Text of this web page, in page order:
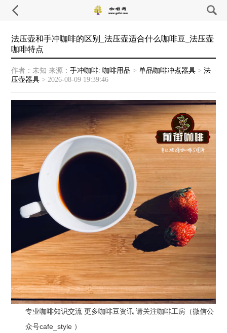
法压壶和手冲咖啡的区别_法压壶适合什么咖啡豆_法压壶
咖啡特点
作者：未知 来源：手冲咖啡:咖啡用品 >单品咖啡冲煮器具 >法
压壶器具 >2026-08-09 19:39:46
专业咖啡知识交流 更多咖啡豆资讯 请关注咖啡工房（微信公
众号cafe_style ）